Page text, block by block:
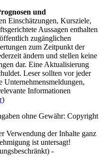
und
Einschätzungen, Kursziele,
Aussagen enthalten
zugänglichen
zum Zeitpunkt der
ändern und stellen keine
dar. Eine Aktualisierung
Leser sollten vor jeder
Unternehmensmeldungen,
Informationen
)
ohne Gewähr: Copyright
Verwendung der Inhalte ganz
ist untersagt!
-